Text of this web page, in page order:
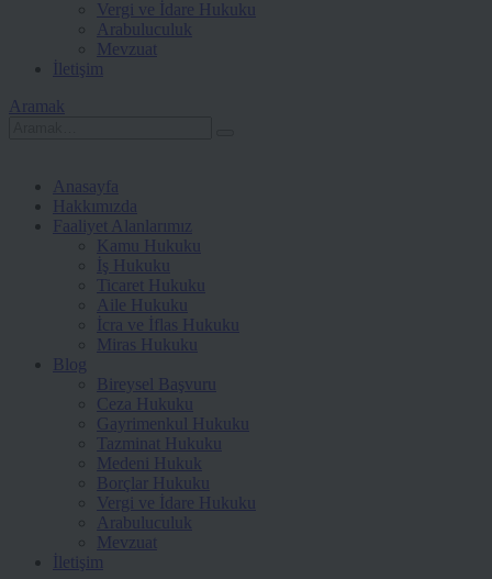
Vergi ve İdare Hukuku
Arabuluculuk
Mevzuat
İletişim
Aramak
Anasayfa
Hakkımızda
Faaliyet Alanlarımız
Kamu Hukuku
İş Hukuku
Ticaret Hukuku
Aile Hukuku
İcra ve İflas Hukuku
Miras Hukuku
Blog
Bireysel Başvuru
Ceza Hukuku
Gayrimenkul Hukuku
Tazminat Hukuku
Medeni Hukuk
Borçlar Hukuku
Vergi ve İdare Hukuku
Arabuluculuk
Mevzuat
İletişim